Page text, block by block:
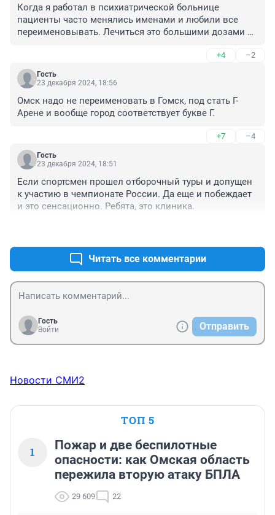
Когда я работал в психиатрической больнице
пациенты часто менялись именами и любили все
переименовывать. Лечиться это большими дозами
+4 –2
Гость
23 декабря 2024, 18:56
Омск надо не переименовать в Гомск, под стать Г-
Арене и вообще город соответствует букве Г.
+7 –4
Гость
23 декабря 2024, 18:51
Если спортсмен прошел отборочный туры и допущен
к участию в чемпионате России. Да еще и побеждает
и это сенсационно. Ребята, это клиника.
Читать все комментарии
Гость
Войти
Отправить
Новости СМИ2
ТОП 5
1
Пожар и две беспилотные
опасности: как Омская область
пережила вторую атаку БПЛА
29 609 22